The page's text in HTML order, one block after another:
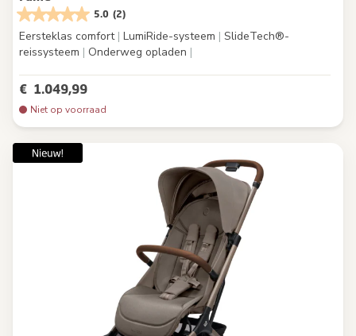
5.0 (2)
Eersteklas comfort | LumiRide-systeem | SlideTech®-
reissysteem | Onderweg opladen |
€ 1.049,99
Niet op voorraad